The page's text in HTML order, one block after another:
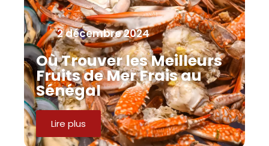
2 décembre 2024
Où Trouver les Meilleurs
Fruits de Mer Frais au
Sénégal
Lire plus